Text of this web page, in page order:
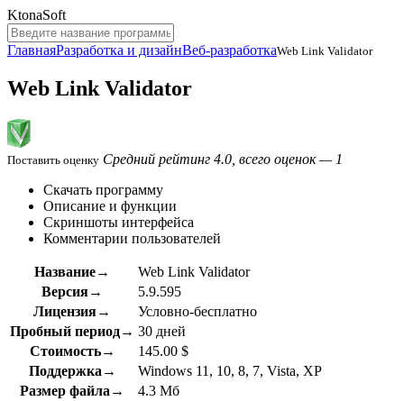
KtonaSoft
ГлавнаяРазработка и дизайнВеб-разработкаWeb Link Validator
Web Link Validator
Поставить оценку Средний рейтинг 4.0, всего оценок — 1
Скачать программу
Описание и функции
Скриншоты интерфейса
Комментарии пользователей
Название→
Web Link Validator
Версия→
5.9.595
Лицензия→
Условно-бесплатно
Пробный период→ 30 дней
Стоимость→
145.00 $
Поддержка→
Windows 11, 10, 8, 7, Vista, XP
Размер файла→
4.3 Мб